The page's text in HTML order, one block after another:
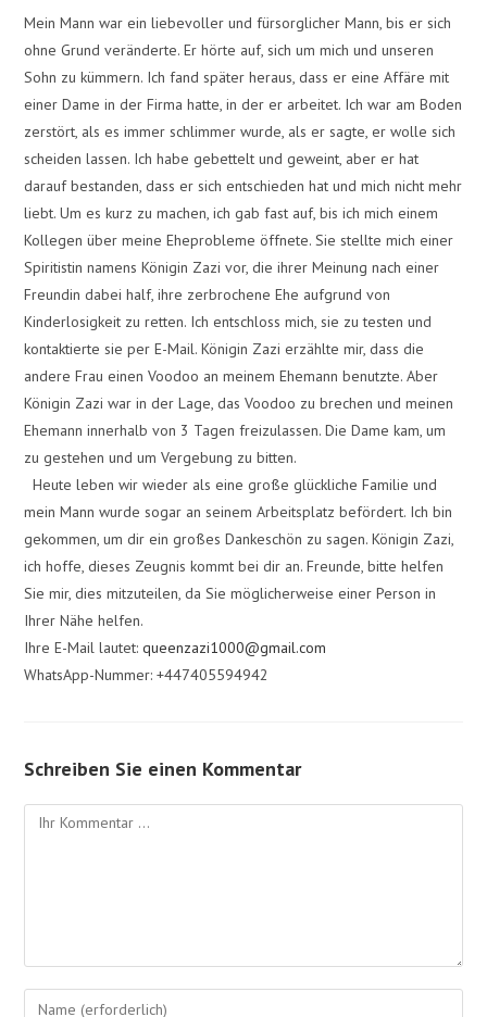
Mein Mann war ein liebevoller und fürsorglicher Mann, bis er sich
ohne Grund veränderte. Er hörte auf, sich um mich und unseren
Sohn zu kümmern. Ich fand später heraus, dass er eine Affäre mit
einer Dame in der Firma hatte, in der er arbeitet. Ich war am Boden
zerstört, als es immer schlimmer wurde, als er sagte, er wolle sich
scheiden lassen. Ich habe gebettelt und geweint, aber er hat
darauf bestanden, dass er sich entschieden hat und mich nicht mehr
liebt. Um es kurz zu machen, ich gab fast auf, bis ich mich einem
Kollegen über meine Eheprobleme öffnete. Sie stellte mich einer
Spiritistin namens Königin Zazi vor, die ihrer Meinung nach einer
Freundin dabei half, ihre zerbrochene Ehe aufgrund von
Kinderlosigkeit zu retten. Ich entschloss mich, sie zu testen und
kontaktierte sie per E-Mail. Königin Zazi erzählte mir, dass die
andere Frau einen Voodoo an meinem Ehemann benutzte. Aber
Königin Zazi war in der Lage, das Voodoo zu brechen und meinen
Ehemann innerhalb von 3 Tagen freizulassen. Die Dame kam, um
zu gestehen und um Vergebung zu bitten.
Heute leben wir wieder als eine große glückliche Familie und
mein Mann wurde sogar an seinem Arbeitsplatz befördert. Ich bin
gekommen, um dir ein großes Dankeschön zu sagen. Königin Zazi,
ich hoffe, dieses Zeugnis kommt bei dir an. Freunde, bitte helfen
Sie mir, dies mitzuteilen, da Sie möglicherweise einer Person in
Ihrer Nähe helfen.
Ihre E-Mail lautet:queenzazi1000@gmail.com
WhatsApp-Nummer: +447405594942
Schreiben Sie einen Kommentar